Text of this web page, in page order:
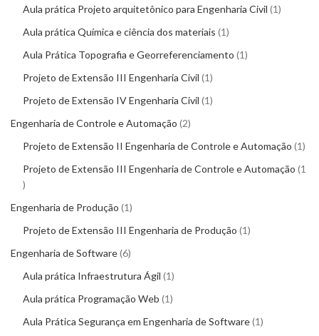
Aula prática Projeto arquitetônico para Engenharia Civil 1
Aula prática Química e ciência dos materiais 1
Aula Prática Topografia e Georreferenciamento 1
Projeto de Extensão III Engenharia Civil 1
Projeto de Extensão IV Engenharia Civil 1
Engenharia de Controle e Automação 2
Projeto de Extensão II Engenharia de Controle e Automação 1
Projeto de Extensão III Engenharia de Controle e Automação 1
Engenharia de Produção 1
Projeto de Extensão III Engenharia de Produção 1
Engenharia de Software 6
Aula prática Infraestrutura Ágil 1
Aula prática Programação Web 1
Aula Prática Segurança em Engenharia de Software 1